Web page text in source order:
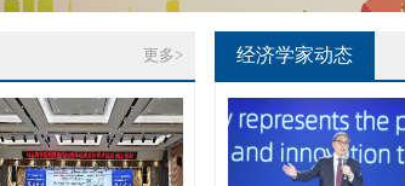
更多> 经济学家动态